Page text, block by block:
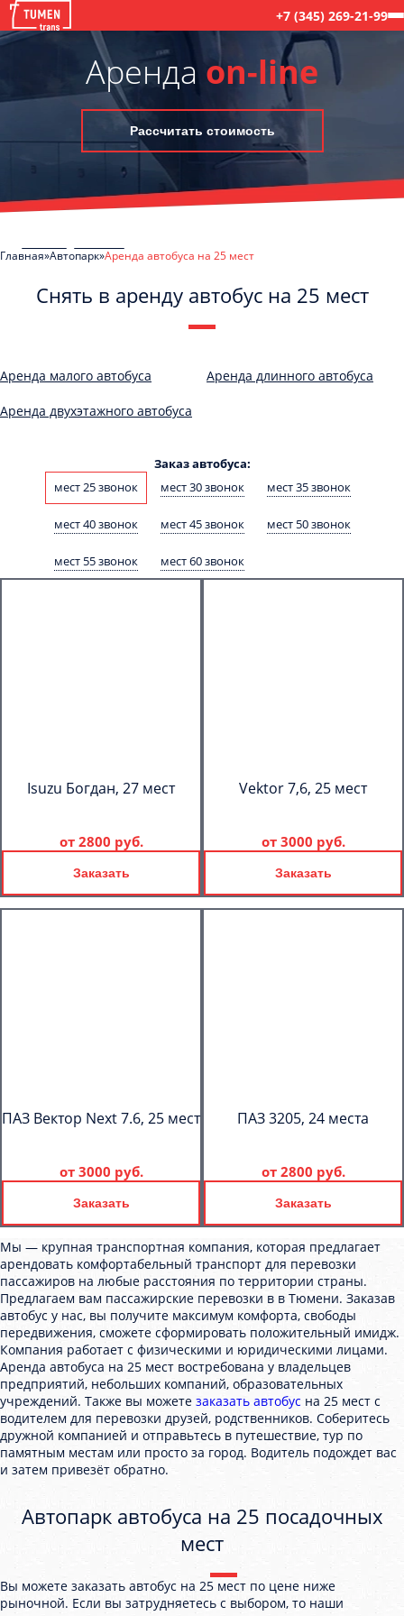
+7 (345) 269-21-99
Аренда on-line
Рассчитать стоимость
Главная Автопарк Аренда автобуса на 25 мест
Снять в аренду автобус на 25 мест
Аренда малого автобуса Аренда длинного автобуса
Аренда двухэтажного автобуса
Заказ автобуса:
мест 25 звонок
мест 30 звонок мест 35 звонок
мест 40 звонок мест 45 звонок мест 50 звонок
мест 55 звонок мест 60 звонок
Isuzu Богдан, 27 мест
от 2800 руб.
Заказать
Vektor 7,6, 25 мест
от 3000 руб.
Заказать
ПАЗ Вектор Next 7.6, 25 мест
от 3000 руб.
Заказать
ПАЗ 3205, 24 места
от 2800 руб.
Заказать
Мы — крупная транспортная компания, которая предлагает
арендовать комфортабельный транспорт для перевозки
пассажиров на любые расстояния по территории страны.
Предлагаем вам пассажирские перевозки в в Тюмени. Заказав
автобус у нас, вы получите максимум комфорта, свободы
передвижения, сможете сформировать положительный имидж.
Компания работает с физическими и юридическими лицами.
Аренда автобуса на 25 мест востребована у владельцев
предприятий, небольших компаний, образовательных
учреждений. Также вы можете заказать автобус на 25 мест с
водителем для перевозки друзей, родственников. Соберитесь
дружной компанией и отправьтесь в путешествие, тур по
памятным местам или просто за город. Водитель подождет вас
и затем привезёт обратно.
Автопарк автобуса на 25 посадочных
мест
Вы можете заказать автобус на 25 мест по цене ниже
рыночной. Если вы затрудняетесь с выбором, то наши
обработку моих Персональных данных